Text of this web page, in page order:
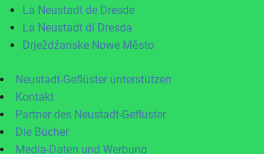
La Neustadt de Dresde
La Neustadt di Dresda
Drježdźanske Nowe Město
Neustadt-Geflüster unterstützen
Kontakt
Partner des Neustadt-Geflüster
Die Bücher
Media-Daten und Werbung